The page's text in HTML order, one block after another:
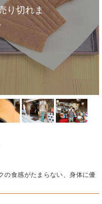
り切れま
の食感がたまらない、身体に優